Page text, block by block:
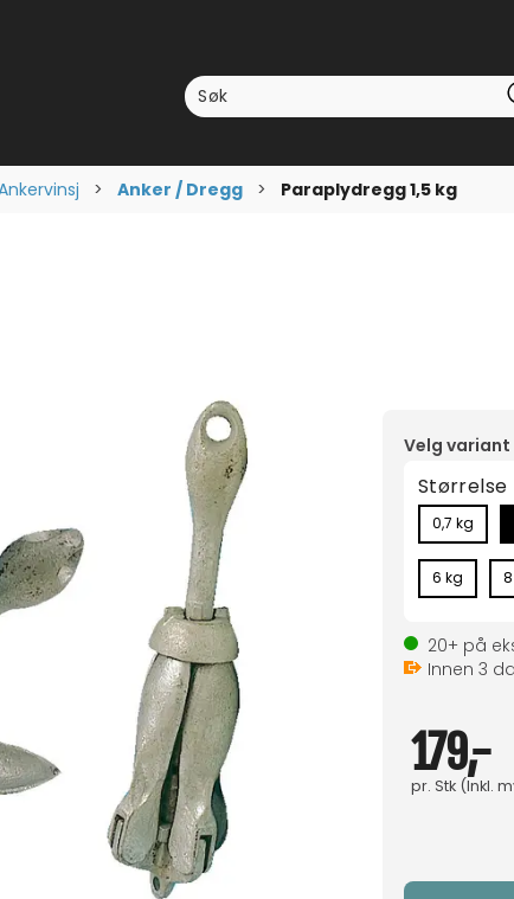
> Anker / Dregg > Paraplydregg 1,5 kg
Velg variant
Størrelse
0,7 kg
6 kg
20+ på
Innen 3
179,-
pr. Stk(Inkl.